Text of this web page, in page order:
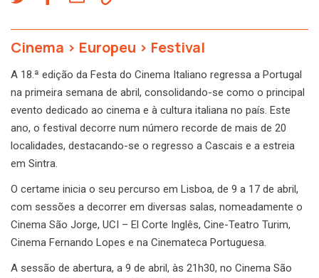
Cinema > Europeu > Festival
A 18.ª edição da Festa do Cinema Italiano regressa a Portugal
na primeira semana de abril, consolidando-se como o principal
evento dedicado ao cinema e à cultura italiana no país. Este
ano, o festival decorre num número recorde de mais de 20
localidades, destacando-se o regresso a Cascais e a estreia
em Sintra.
O certame inicia o seu percurso em Lisboa, de 9 a 17 de abril,
com sessões a decorrer em diversas salas, nomeadamente o
Cinema São Jorge, UCI – El Corte Inglês, Cine-Teatro Turim,
Cinema Fernando Lopes e na Cinemateca Portuguesa.
A sessão de abertura, a 9 de abril, às 21h30, no Cinema São